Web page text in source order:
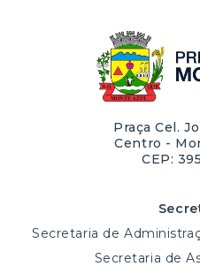
Praça Cel.
Centro -
CEP:
Secretaria de
Secretaria de